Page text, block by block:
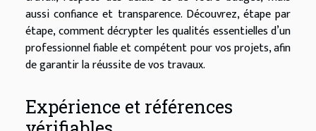
aussi confiance et transparence. Découvrez, étape par
étape, comment décrypter les qualités essentielles d’un
professionnel fiable et compétent pour vos projets, afin
de garantir la réussite de vos travaux.
Expérience et références